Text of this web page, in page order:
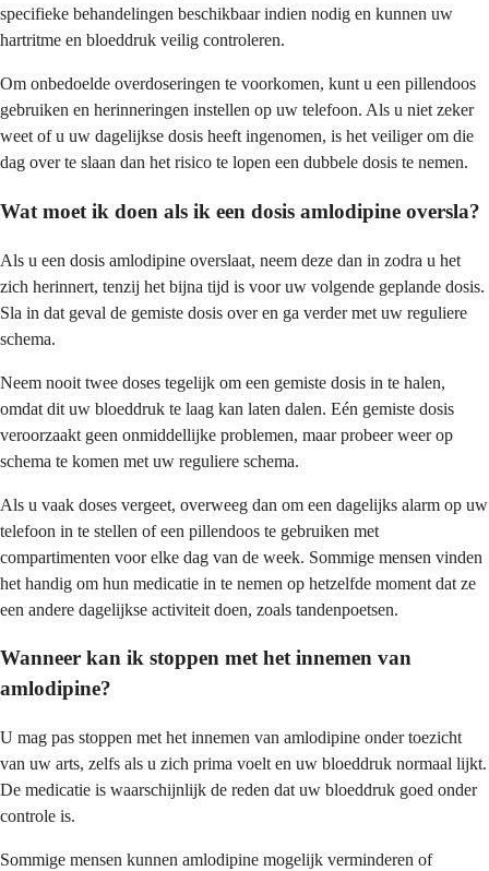
specifieke behandelingen beschikbaar indien nodig en kunnen uw
hartritme en bloeddruk veilig controleren.
Om onbedoelde overdoseringen te voorkomen, kunt u een pillendoos
gebruiken en herinneringen instellen op uw telefoon. Als u niet zeker
weet of u uw dagelijkse dosis heeft ingenomen, is het veiliger om die
dag over te slaan dan het risico te lopen een dubbele dosis te nemen.
Wat moet ik doen als ik een dosis amlodipine oversla?
Als u een dosis amlodipine overslaat, neem deze dan in zodra u het
zich herinnert, tenzij het bijna tijd is voor uw volgende geplande dosis.
Sla in dat geval de gemiste dosis over en ga verder met uw reguliere
schema.
Neem nooit twee doses tegelijk om een gemiste dosis in te halen,
omdat dit uw bloeddruk te laag kan laten dalen. Eén gemiste dosis
veroorzaakt geen onmiddellijke problemen, maar probeer weer op
schema te komen met uw reguliere schema.
Als u vaak doses vergeet, overweeg dan om een dagelijks alarm op uw
telefoon in te stellen of een pillendoos te gebruiken met
compartimenten voor elke dag van de week. Sommige mensen vinden
het handig om hun medicatie in te nemen op hetzelfde moment dat ze
een andere dagelijkse activiteit doen, zoals tandenpoetsen.
Wanneer kan ik stoppen met het innemen van
amlodipine?
U mag pas stoppen met het innemen van amlodipine onder toezicht
van uw arts, zelfs als u zich prima voelt en uw bloeddruk normaal lijkt.
De medicatie is waarschijnlijk de reden dat uw bloeddruk goed onder
controle is.
Sommige mensen kunnen amlodipine mogelijk verminderen of